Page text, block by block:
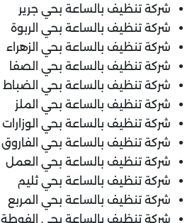
شركة تنظيف بالساعة بحي جرير
شركة تنظيف بالساعة بحي الربوة
شركة تنظيف بالساعة بحي الزهراء
شركة تنظيف بالساعة بحي الصفا
شركة تنظيف بالساعة بحي الضباط
شركة تنظيف بالساعة بحي الملز
شركة تنظيف بالساعة بحي الوزارات
شركة تنظيف بالساعة بحي الفاروق
شركة تنظيف بالساعة بحي العمل
شركة تنظيف بالساعة بحي ثليم
شركة تنظيف بالساعة بحي المربع
شركة تنظيف بالساعة بحي الفوطة